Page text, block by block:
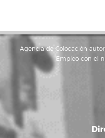
Agencia de Colocación
Empleo con el